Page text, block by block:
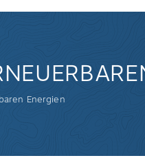
Energien